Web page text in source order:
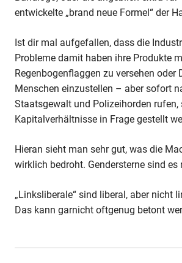
entwickelte „brand neue Formel“ der
Ist dir mal aufgefallen, dass die
Probleme damit haben ihre Produkte
Regenbogenflaggen zu versehen oder
Menschen einzustellen – aber sofort
Staatsgewalt und Polizeihorden rufen,
Kapitalverhältnisse in Frage gestellt
Hieran sieht man sehr gut, was die
wirklich bedroht. Gendersterne sind es
„Linksliberale“ sind liberal, aber nicht
Das kann garnicht oftgenug betont